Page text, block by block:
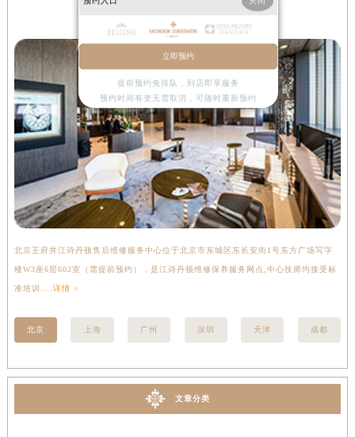
北京江诗丹顿售后维修服务中心
北京王府井江诗丹顿售后维修服务中心位于北京市东城区东长安街1号东方广场写字
楼W3座6层602室（需提前预约），是江诗丹顿维修保养服务网点,中心技师均接受标
准培训.... 详情 >
北京 上海 广州 深圳 天津 成都
文章分类
立即预约
提前预约免排队，到店即享服务
预约时间有变无需取消，可随时重新预约